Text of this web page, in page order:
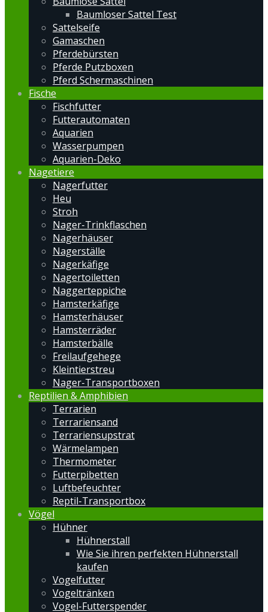
Baumloser Sattel Test
Sattelseife
Gamaschen
Pferdebürsten
Pferde Putzboxen
Pferd Schermaschinen
Fische
Fischfutter
Futterautomaten
Aquarien
Wasserpumpen
Aquarien-Deko
Nagetiere
Nagerfutter
Heu
Stroh
Nager-Trinkflaschen
Nagerhäuser
Nagerställe
Nagerkäfige
Nagertoiletten
Naggerteppiche
Hamsterkäfige
Hamsterhäuser
Hamsterräder
Hamsterbälle
Freilaufgehege
Kleintierstreu
Nager-Transportboxen
Reptilien & Amphibien
Terrarien
Terrariensand
Terrariensupstrat
Wärmelampen
Thermometer
Futterpibetten
Luftbefeuchter
Reptil-Transportbox
Vögel
Hühner
Hühnerstall
Wie Sie ihren perfekten Hühnerstall
kaufen
Vogelfutter
Vogeltränken
Vogel-Futterspender